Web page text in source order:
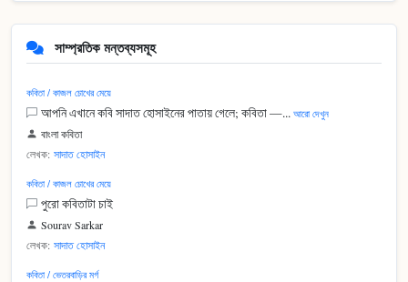
সাম্প্রতিক মন্তব্যসমূহ
কবিতা / কাজল চোখের মেয়ে
আপনি এখানে কবি সাদাত হোসাইনের পাতায় গেলে; কবিতা —... আরো দেখুন
বাংলা কবিতা
লেখক: সাদাত হোসাইন
কবিতা / কাজল চোখের মেয়ে
পুরো কবিতাটা চাই
Sourav Sarkar
লেখক: সাদাত হোসাইন
কবিতা / ভেতরবাড়ির মর্গ